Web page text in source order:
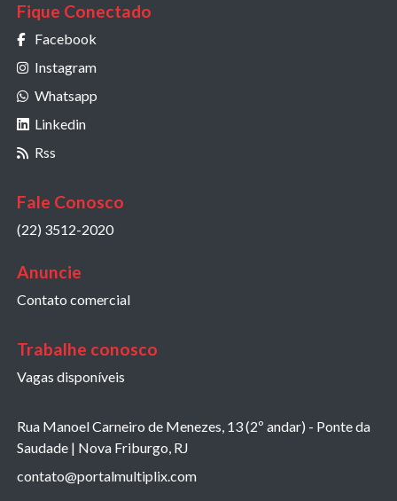
Fique Conectado
Facebook
Instagram
Whatsapp
Linkedin
Rss
Fale Conosco
(22) 3512-2020
Anuncie
Contato comercial
Trabalhe conosco
Vagas disponíveis
Rua Manoel Carneiro de Menezes, 13 (2º andar) - Ponte da
Saudade | Nova Friburgo, RJ
contato@portalmultiplix.com